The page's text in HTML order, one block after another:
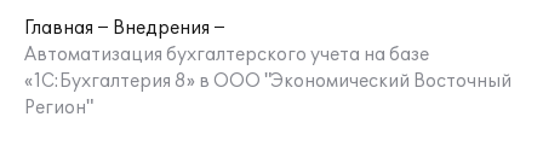
Главная
Внедрения
Автоматизация бухгалтерского учета на базе
«1С:Бухгалтерия 8» в ООО "Экономический Восточный
Регион"